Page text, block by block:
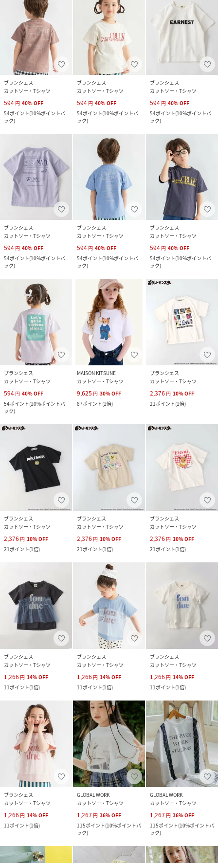
ブランシェス
カットソー・Tシャツ
594 円 40%OFF
54ポイント(10%ポイントバ
ック)
ブランシェス
カットソー・Tシャツ
594 円 40%OFF
54ポイント(10%ポイントバ
ック)
ブランシェス
カットソー・Tシャツ
594 円 40%OFF
54ポイント(10%ポイントバ
ック)
ブランシェス
カットソー・Tシャツ
594 円 40%OFF
54ポイント(10%ポイントバ
ック)
ブランシェス
カットソー・Tシャツ
594 円 40%OFF
54ポイント(10%ポイントバ
ック)
ブランシェス
カットソー・Tシャツ
594 円 40%OFF
54ポイント(10%ポイントバ
ック)
ブランシェス
カットソー・Tシャツ
594 円 40%OFF
54ポイント(10%ポイントバ
ック)
MAISON KITSUNE
カットソー・Tシャツ
9,625 円 30%OFF
87ポイント(1倍)
ブランシェス
カットソー・Tシャツ
2,376 円 10%OFF
21ポイント(1倍)
ブランシェス
カットソー・Tシャツ
2,376 円 10%OFF
21ポイント(1倍)
ブランシェス
カットソー・Tシャツ
2,376 円 10%OFF
21ポイント(1倍)
ブランシェス
カットソー・Tシャツ
2,376 円 10%OFF
21ポイント(1倍)
ブランシェス
カットソー・Tシャツ
1,266 円 14%OFF
11ポイント(1倍)
ブランシェス
カットソー・Tシャツ
1,266 円 14%OFF
11ポイント(1倍)
ブランシェス
カットソー・Tシャツ
1,266 円 14%OFF
11ポイント(1倍)
ブランシェス
カットソー・Tシャツ
1,266 円 14%OFF
11ポイント(1倍)
GLOBAL WORK
カットソー・Tシャツ
1,267 円 36%OFF
115ポイント(10%ポイントバ
ック)
GLOBAL WORK
カットソー・Tシャツ
1,267 円 36%OFF
115ポイント(10%ポイントバ
ック)